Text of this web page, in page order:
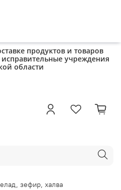
продуктов и товаров
учреждения
области
зефир, халва